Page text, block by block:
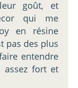
goût, et
qui me
en résine
pas des plus
entendre
assez fort et